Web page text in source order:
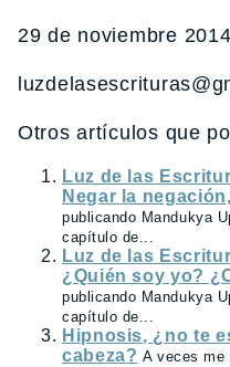
29 de noviembre 2014
Otros artículos que
Luz de las
Negar la
publicando Mandukya
capítulo de...
Luz de las
¿Quién soy yo?
publicando Mandukya
capítulo de...
Hipnosis, ¿no te
cabeza? A veces me